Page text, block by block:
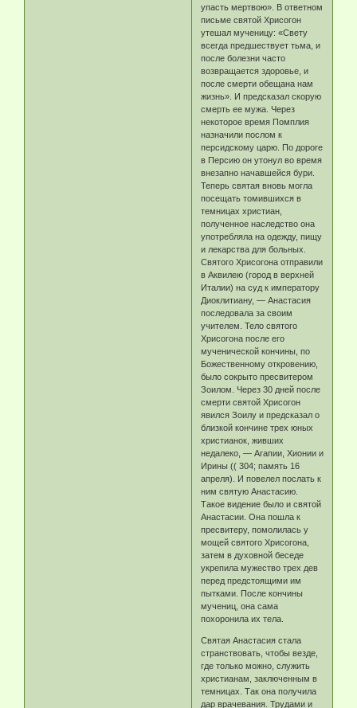
упасть мертвою». В ответном
письме святой Хрисогон
утешал мученицу: «Свету
всегда предшествует тьма, и
после болезни часто
возвращается здоровье, и
после смерти обещана нам
жизнь». И предсказал скорую
смерть ее мужа. Через
некоторое время Помплия
назначили послом к
персидскому царю. По дороге
в Персию он утонул во время
внезапно начавшейся бури.
Теперь святая вновь могла
посещать томившихся в
темницах христиан,
полученное наследство она
употребляла на одежду, пищу
и лекарства для больных.
Святого Хрисогона отправили
в Аквилею (город в верхней
Италии) на суд к императору
Диоклитиану, — Анастасия
последовала за своим
учителем. Тело святого
Хрисогона после его
мученической кончины, по
Божественному откровению,
было сокрыто пресвитером
Зоилом. Через 30 дней после
смерти святой Хрисогон
явился Зоилу и предсказал о
близкой кончине трех юных
христианок, живших
недалеко, — Агапии, Хионии и
Ирины (( 304; память 16
апреля). И повелел послать к
ним святую Анастасию.
Такое видение было и святой
Анастасии. Она пошла к
пресвитеру, помолилась у
мощей святого Хрисогона,
затем в духовной беседе
укрепила мужество трех дев
перед предстоящими им
пытками. После кончины
мучениц, она сама
похоронила их тела.
Святая Анастасия стала
странствовать, чтобы везде,
где только можно, служить
христианам, заключенным в
темницах. Так она получила
дар врачевания. Трудами и